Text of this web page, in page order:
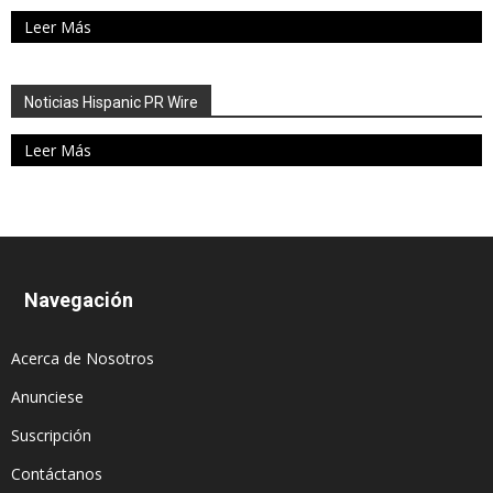
Leer Más
Noticias Hispanic PR Wire
Leer Más
Navegación
Acerca de Nosotros
Anunciese
Suscripción
Contáctanos